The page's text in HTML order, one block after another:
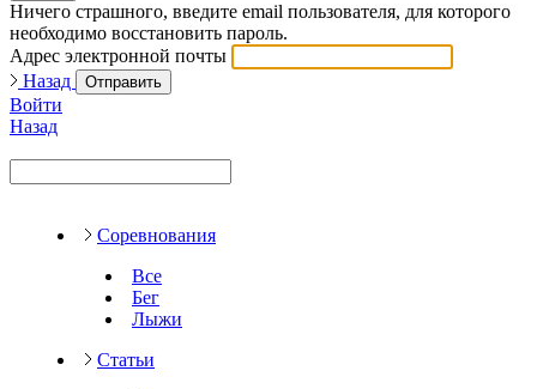
Ничего страшного, введите email пользователя, для которого
необходимо восстановить пароль.
Адрес электронной почты
Назад
Отправить
Войти
Назад
Соревнования
Все
Бег
Лыжи
Статьи